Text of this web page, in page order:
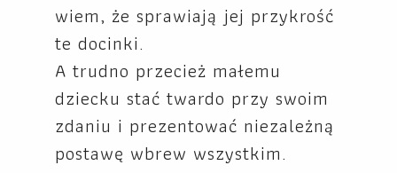
wiem, że sprawiają jej przykrość
te docinki.
A trudno przecież małemu
dziecku stać twardo przy swoim
zdaniu i prezentować niezależną
postawę wbrew wszystkim.